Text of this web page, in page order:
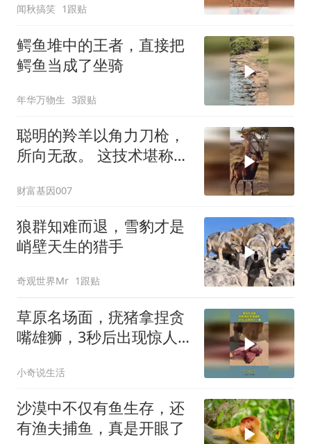
闻秋搞笑 1跟贴
鳄鱼堆中的王者，直接把
鳄鱼当成了坐骑
年华万物生 3跟贴
聪明的羚羊以角力刀枪，
所向无敌。 这技术堪称杂
财富基因007
狼群知难而退，雪豹才是
峭壁天生的猎手
奇观世界Mr 1跟贴
草原名场面，疣猪拿捏贪
嘴雄狮，3秒后出现惊人
小奇说生活
沙漠中不仅有鱼生存，还
有渔夫捕鱼，真是开眼了